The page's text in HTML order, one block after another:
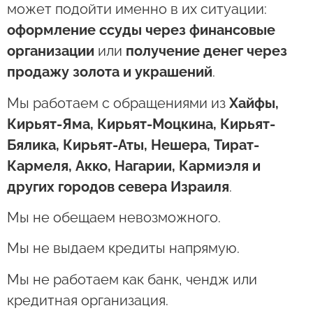
может подойти именно в их ситуации:
оформление ссуды через финансовые
организации или получение денег через
продажу золота и украшений.
Мы работаем с обращениями из Хайфы,
Кирьят-Яма, Кирьят-Моцкина, Кирьят-
Бялика, Кирьят-Аты, Нешера, Тират-
Кармеля, Акко, Нагарии, Кармиэля и
других городов севера Израиля.
Мы не обещаем невозможного.
Мы не выдаем кредиты напрямую.
Мы не работаем как банк, чендж или
кредитная организация.